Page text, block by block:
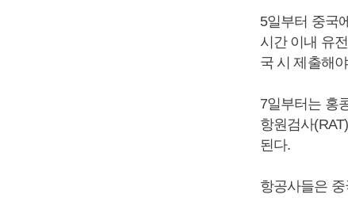
5일부터 중국
시간 이내 유
국 시 제출해
7일부터는 홍
항원검사
된다.
항공사들은